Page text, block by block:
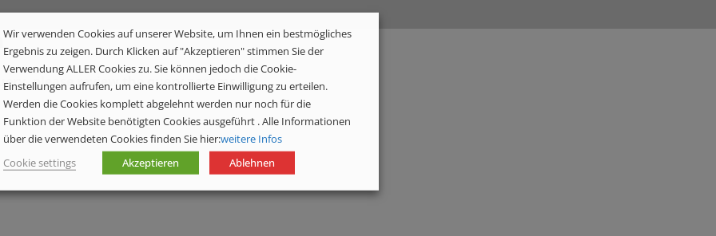
please review the query params set.
Wir verwenden Cookies auf unserer Website, um Ihnen ein bestmögliches
Ergebnis zu zeigen. Durch Klicken auf "Akzeptieren" stimmen Sie der
Verwendung ALLER Cookies zu. Sie können jedoch die Cookie-
Einstellungen aufrufen, um eine kontrollierte Einwilligung zu erteilen.
Werden die Cookies komplett abgelehnt werden nur noch für die
Funktion der Website benötigten Cookies ausgeführt . Alle Informationen
über die verwendeten Cookies finden Sie hier:weitere Infos
Cookie settings
Akzeptieren Ablehnen